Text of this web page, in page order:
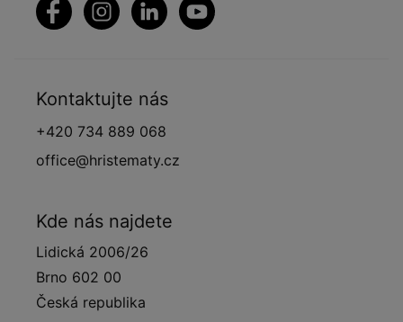
Kontaktujte nás
+420 734 889 068
office@hristematy.cz
Kde nás najdete
Lidická 2006/26
Brno 602 00
Česká republika